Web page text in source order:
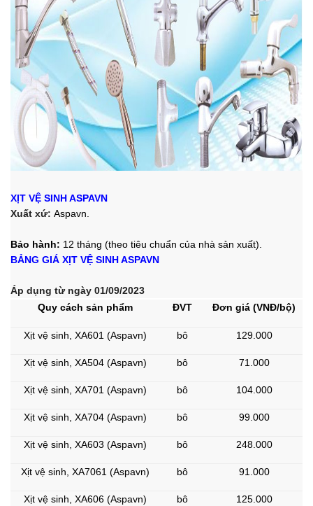
XỊT VỆ SINH ASPAVN
Xuất xứ: Aspavn.
Bảo hành: 12 tháng (theo tiêu chuẩn của nhà sản xuất).
BẢNG GIÁ XỊT VỆ SINH ASPAVN
Áp dụng từ ngày 01/09/2023
Quy cách sản phẩm
ĐVT Đơn giá (VNĐ/bộ)
Xịt vệ sinh, XA601 (Aspavn) bô 129.000
Xịt vệ sinh, XA504 (Aspavn) bô 71.000
Xịt vệ sinh, XA701 (Aspavn) bô 104.000
Xịt vệ sinh, XA704 (Aspavn) bô 99.000
Xịt vệ sinh, XA603 (Aspavn) bô 248.000
Xịt vệ sinh, XA7061 (Aspavn) bô 91.000
Xịt vệ sinh, XA606 (Aspavn) bô 125.000